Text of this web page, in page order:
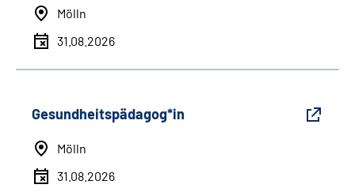
Mölln
31.08.2026
Gesundheitspädagog*in
Mölln
31.08.2026